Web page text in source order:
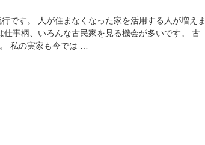
です。 人が住まなくなった家を活用する人が増えま
仕事柄、いろんな古民家を見る機会が多いです。 古
私の実家も今では …